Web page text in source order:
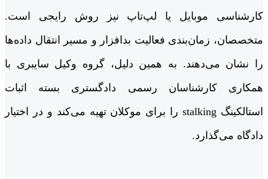
کارشناسی موبایل یا لپ‌تاپ نیز روش رایجی است.
متخصصان، زمان‌بندی فعالیت بدافزار و مسیر انتقال داده‌ها
را نشان می‌دهند. به همین دلیل، گروه وکیل سایبری با
همکاری کارشناسان رسمی دادگستری بسته اثبات
استالکینگ stalking را برای موکلان تهیه می‌کند و در اختیار
دادگاه می‌گذارد.